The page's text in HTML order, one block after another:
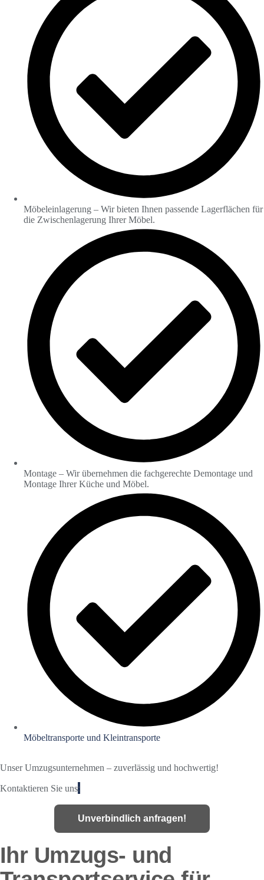
Möbeleinlagerung – Wir bieten Ihnen passende Lagerflächen für
die Zwischenlagerung Ihrer Möbel.
Montage – Wir übernehmen die fachgerechte Demontage und
Montage Ihrer Küche und Möbel.
Möbeltransporte und Kleintransporte
Unser Umzugsunternehmen – zuverlässig und hochwertig!
Kontaktieren Sie uns:
Unverbindlich anfragen!
Ihr Umzugs- und